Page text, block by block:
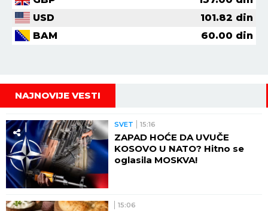
USD
101.82 din
BAM
60.00 din
NAJNOVIJE VESTI
SVET 15:16
ZAPAD HOĆE DA UVUČE
KOSOVO U NATO? Hitno se
oglasila MOSKVA!
15:06